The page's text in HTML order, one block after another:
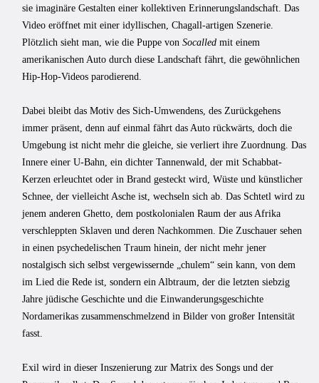
sie imaginäre Gestalten einer kollektiven Erinnerungslandschaft. Das
Video eröffnet mit einer idyllischen, Chagall-artigen Szenerie.
Plötzlich sieht man, wie die Puppe von Socalled mit einem
amerikanischen Auto durch diese Landschaft fährt, die gewöhnlichen
Hip-Hop-Videos parodierend.
Dabei bleibt das Motiv des Sich-Umwendens, des Zurückgehens
immer präsent, denn auf einmal fährt das Auto rückwärts, doch die
Umgebung ist nicht mehr die gleiche, sie verliert ihre Zuordnung. Das
Innere einer U-Bahn, ein dichter Tannenwald, der mit Schabbat-
Kerzen erleuchtet oder in Brand gesteckt wird, Wüste und künstlicher
Schnee, der vielleicht Asche ist, wechseln sich ab. Das Schtetl wird zu
jenem anderen Ghetto, dem postkolonialen Raum der aus Afrika
verschleppten Sklaven und deren Nachkommen. Die Zuschauer sehen
in einen psychedelischen Traum hinein, der nicht mehr jener
nostalgisch sich selbst vergewissernde „chulem“ sein kann, von dem
im Lied die Rede ist, sondern ein Albtraum, der die letzten siebzig
Jahre jüdische Geschichte und die Einwanderungsgeschichte
Nordamerikas zusammenschmelzend in Bilder von großer Intensität
fasst.
Exil wird in dieser Inszenierung zur Matrix des Songs und der